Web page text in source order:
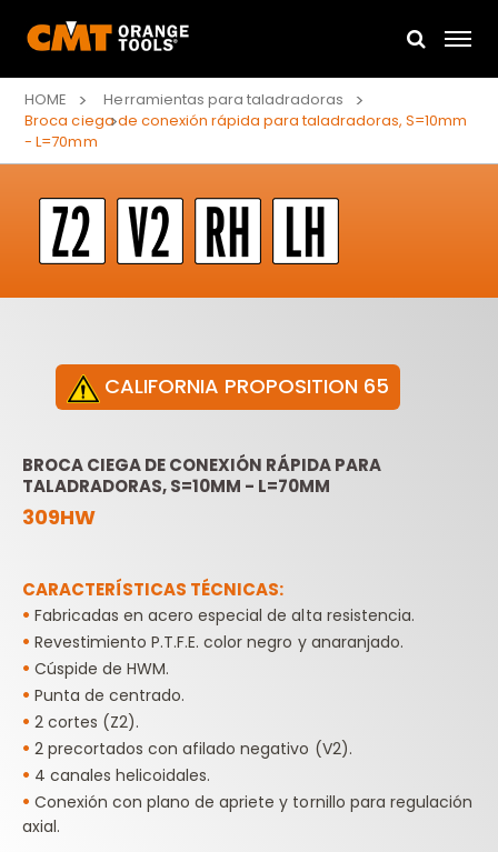
HOME
Herramientas para taladradoras
Broca ciega de conexión rápida para taladradoras, S=10mm
- L=70mm
CALIFORNIA PROPOSITION 65
BROCA CIEGA DE CONEXIÓN RÁPIDA PARA
TALADRADORAS, S=10MM - L=70MM
309HW
CARACTERÍSTICAS TÉCNICAS:
•Fabricadas en acero especial de alta resistencia.
•Revestimiento P.T.F.E. color negro y anaranjado.
•Cúspide de HWM.
•Punta de centrado.
•2 cortes (Z2).
•2 precortados con afilado negativo (V2).
• 4 canales helicoidales.
•Conexión con plano de apriete y tornillo para regulación
axial.